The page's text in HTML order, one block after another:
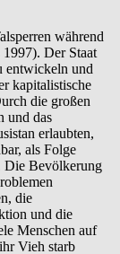
während
Der Staat
entwickeln und
kapitalistische
die großen
und das
erlaubten,
als Folge
Die Bevölkerung
die
und die
Menschen auf
Vieh starb